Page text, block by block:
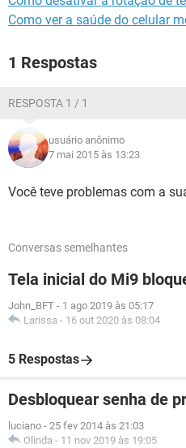
Como ver a saúde do celular
1 Respostas
RESPOSTA 1 / 1
usuário anônimo
7 mai 2015 às 13:23
Você teve problemas com a
Conversas semelhantes
Tela inicial do Mi9
John_BFT - 1 ago 2019 às 05:17
Larissa - 16 out 2020 às 08:04
5 Respostas
Desbloquear senha de
luciano - 25 fev 2014 às 21:03
Olinda - 11 nov 2019 às 19:05